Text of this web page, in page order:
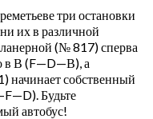
три остановки
их в различной
(№ 817) сперва
в В (F—D—В), а
начинает собственный
Будьте
автобус!